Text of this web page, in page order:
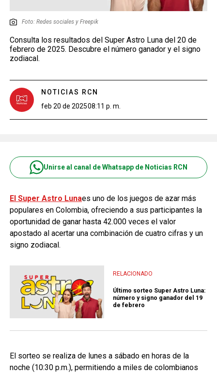
Foto: Redes sociales y Freepik
Consulta los resultados del Super Astro Luna del 20 de
febrero de 2025. Descubre el número ganador y el signo
zodiacal.
NOTICIAS RCN
feb 20 de 202508:11 p. m.
Unirse al canal de Whatsapp de Noticias RCN
El Super Astro Lunaes uno de los juegos de azar más
populares en Colombia, ofreciendo a sus participantes la
oportunidad de ganar hasta 42.000 veces el valor
apostado al acertar una combinación de cuatro cifras y un
signo zodiacal.
RELACIONADO
Último sorteo Super Astro Luna:
número y signo ganador del 19
de febrero
El sorteo se realiza de lunes a sábado en horas de la
noche (10:30 p.m.), permitiendo a miles de colombianos